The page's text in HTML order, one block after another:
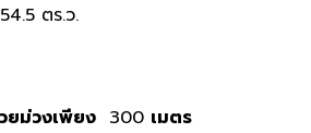
ตร.ว.
ยม่วงเพียง 300 เมตร